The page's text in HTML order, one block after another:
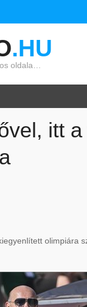
.HU
oldala…
itt
olimpiára